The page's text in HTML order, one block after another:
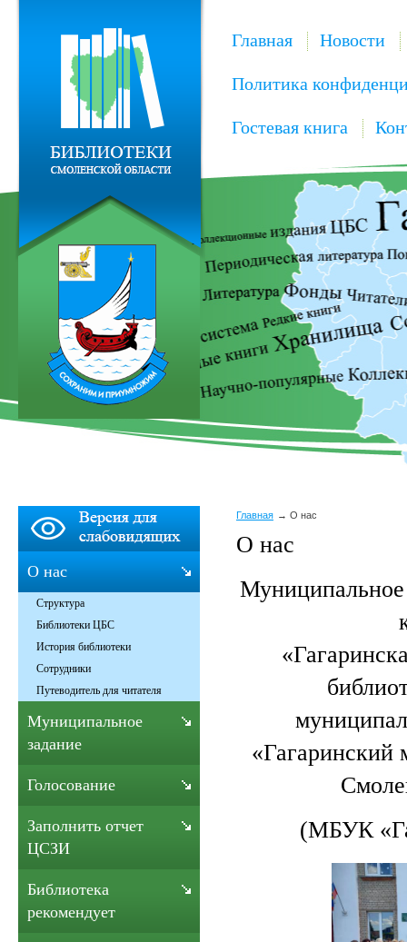
Главная Новости
Политика
Гостевая книга
Главная О нас
О нас
«Гагаринский
(МБУК
О нас
Структура
Библиотеки ЦБС
История библиотеки
Сотрудники
Путеводитель для читателя
Муниципальное
задание
Голосование
Заполнить отчет
ЦСЗИ
Библиотека
рекомендует